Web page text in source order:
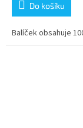
Do košíku
Balíček obsahuje